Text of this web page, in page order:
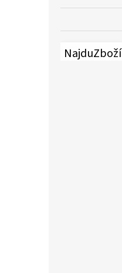
NajduZboží